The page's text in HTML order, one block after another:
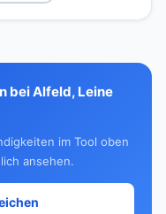
bei Alfeld, Leine
im Tool oben
ansehen.